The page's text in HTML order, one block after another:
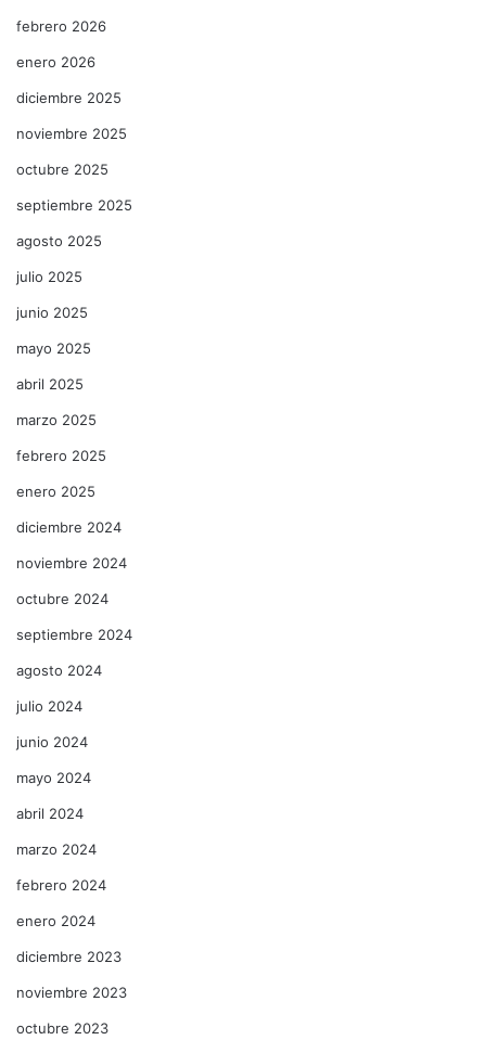
febrero 2026
enero 2026
diciembre 2025
noviembre 2025
octubre 2025
septiembre 2025
agosto 2025
julio 2025
junio 2025
mayo 2025
abril 2025
marzo 2025
febrero 2025
enero 2025
diciembre 2024
noviembre 2024
octubre 2024
septiembre 2024
agosto 2024
julio 2024
junio 2024
mayo 2024
abril 2024
marzo 2024
febrero 2024
enero 2024
diciembre 2023
noviembre 2023
octubre 2023